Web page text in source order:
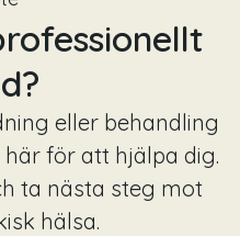
eller behandling
för att hjälpa dig.
ta nästa steg mot
hälsa.